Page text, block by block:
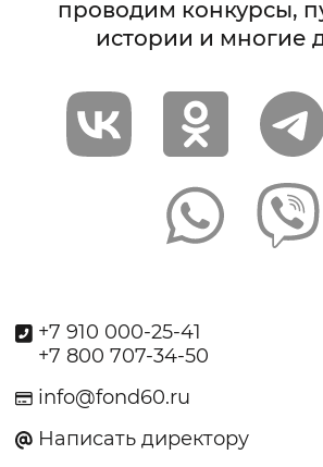
проводим конкурсы,
истории и многие
+7 910 000-25-41
+7 800 707-34-50
info@fond60.ru
Написать директору